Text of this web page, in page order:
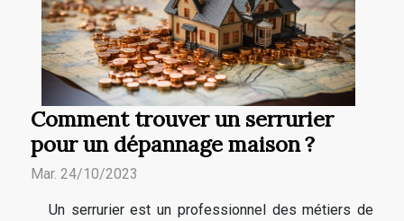
Comment trouver un serrurier
pour un dépannage maison ?
Mar. 24/10/2023
Un serrurier est un professionnel des métiers de